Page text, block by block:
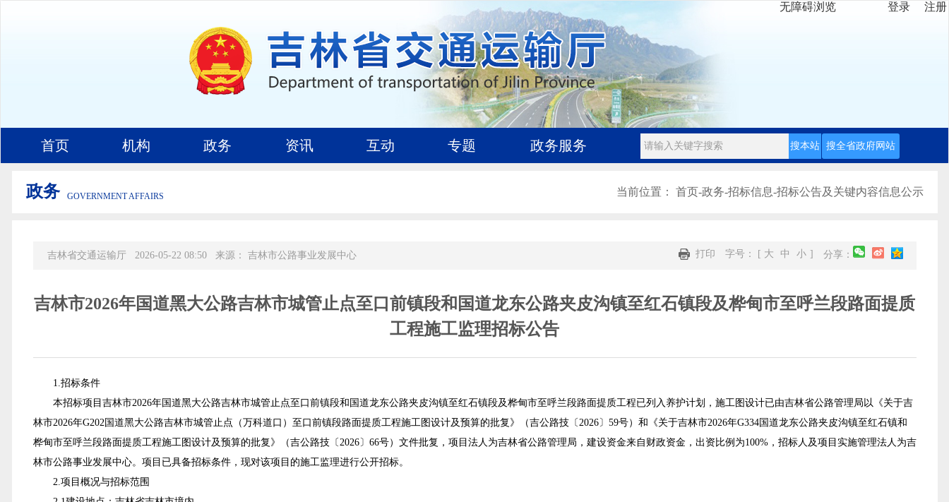
无障碍浏览 登录 注册
首页 机构 政务 资讯 互动 专题 政务服务
政务 GOVERNMENT AFFAIRS 当前位置： 首页-政务-招标信息-招标公告及关键内容信息公示
吉林省交通运输厅 2026-05-22 08:50 来源： 吉林市公路事业发展中心 打印 字号： [ 大 中 小 ] 分享：
吉林市2026年国道黑大公路吉林市城管止点至口前镇段和国道龙东公路夹皮沟镇至红石镇段及桦甸市至呼兰段路面提质
工程施工监理招标公告
1.招标条件
本招标项目 吉林市2026年国道黑大公路吉林市城管止点至口前镇段和国道龙东公路夹皮沟镇至红石镇段及桦甸市至呼兰段路面提质工程已列入养护计划，施工图设计已由吉林省公路管理局以 《关于吉
林市2026年G202国道黑大公路吉林市城管止点（万科道口）至口前镇段路面提质工程施工图设计及预算的批复》（吉公路技〔 2026〕 59号） 和 《关于吉林市2026年G334国道龙东公路夹皮沟镇至红石镇和
桦甸市至呼兰段路面提质工程施工图设计及预算的批复》（吉公路技〔 2026〕 66号） 文件批复 ，项目法人为吉林省公路管理局，建设资金来自 财政资金 ，出资比例为100%， 招标人及项目实施管理法人 为吉
林市公路事业发展中心。项目已具备招标条件，现对该项目的施工监理进行公开招标。
2.项目概况与招标范围